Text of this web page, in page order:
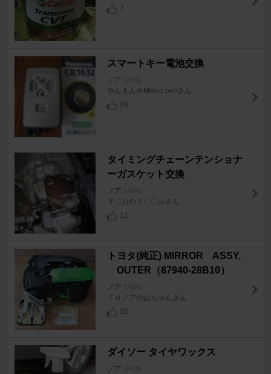
7
スマートキー電池交換
ノア [70系]
やんまん＠Miku Loveさん
39
タイミングチェーンテンショナ
ーガスケット交換
ノア [70系]
下〇力のミ〇〇ルさん
11
トヨタ(純正) MIRROR ASSY,
OUTER（87940-28B10）
ノア [70系]
７０ノアの山ちゃんさん
33
ダイソー タイヤワックス
ノア [70系]